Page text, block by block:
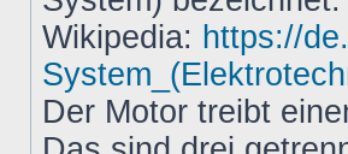
Wikipedia: https://
Der Motor treibt